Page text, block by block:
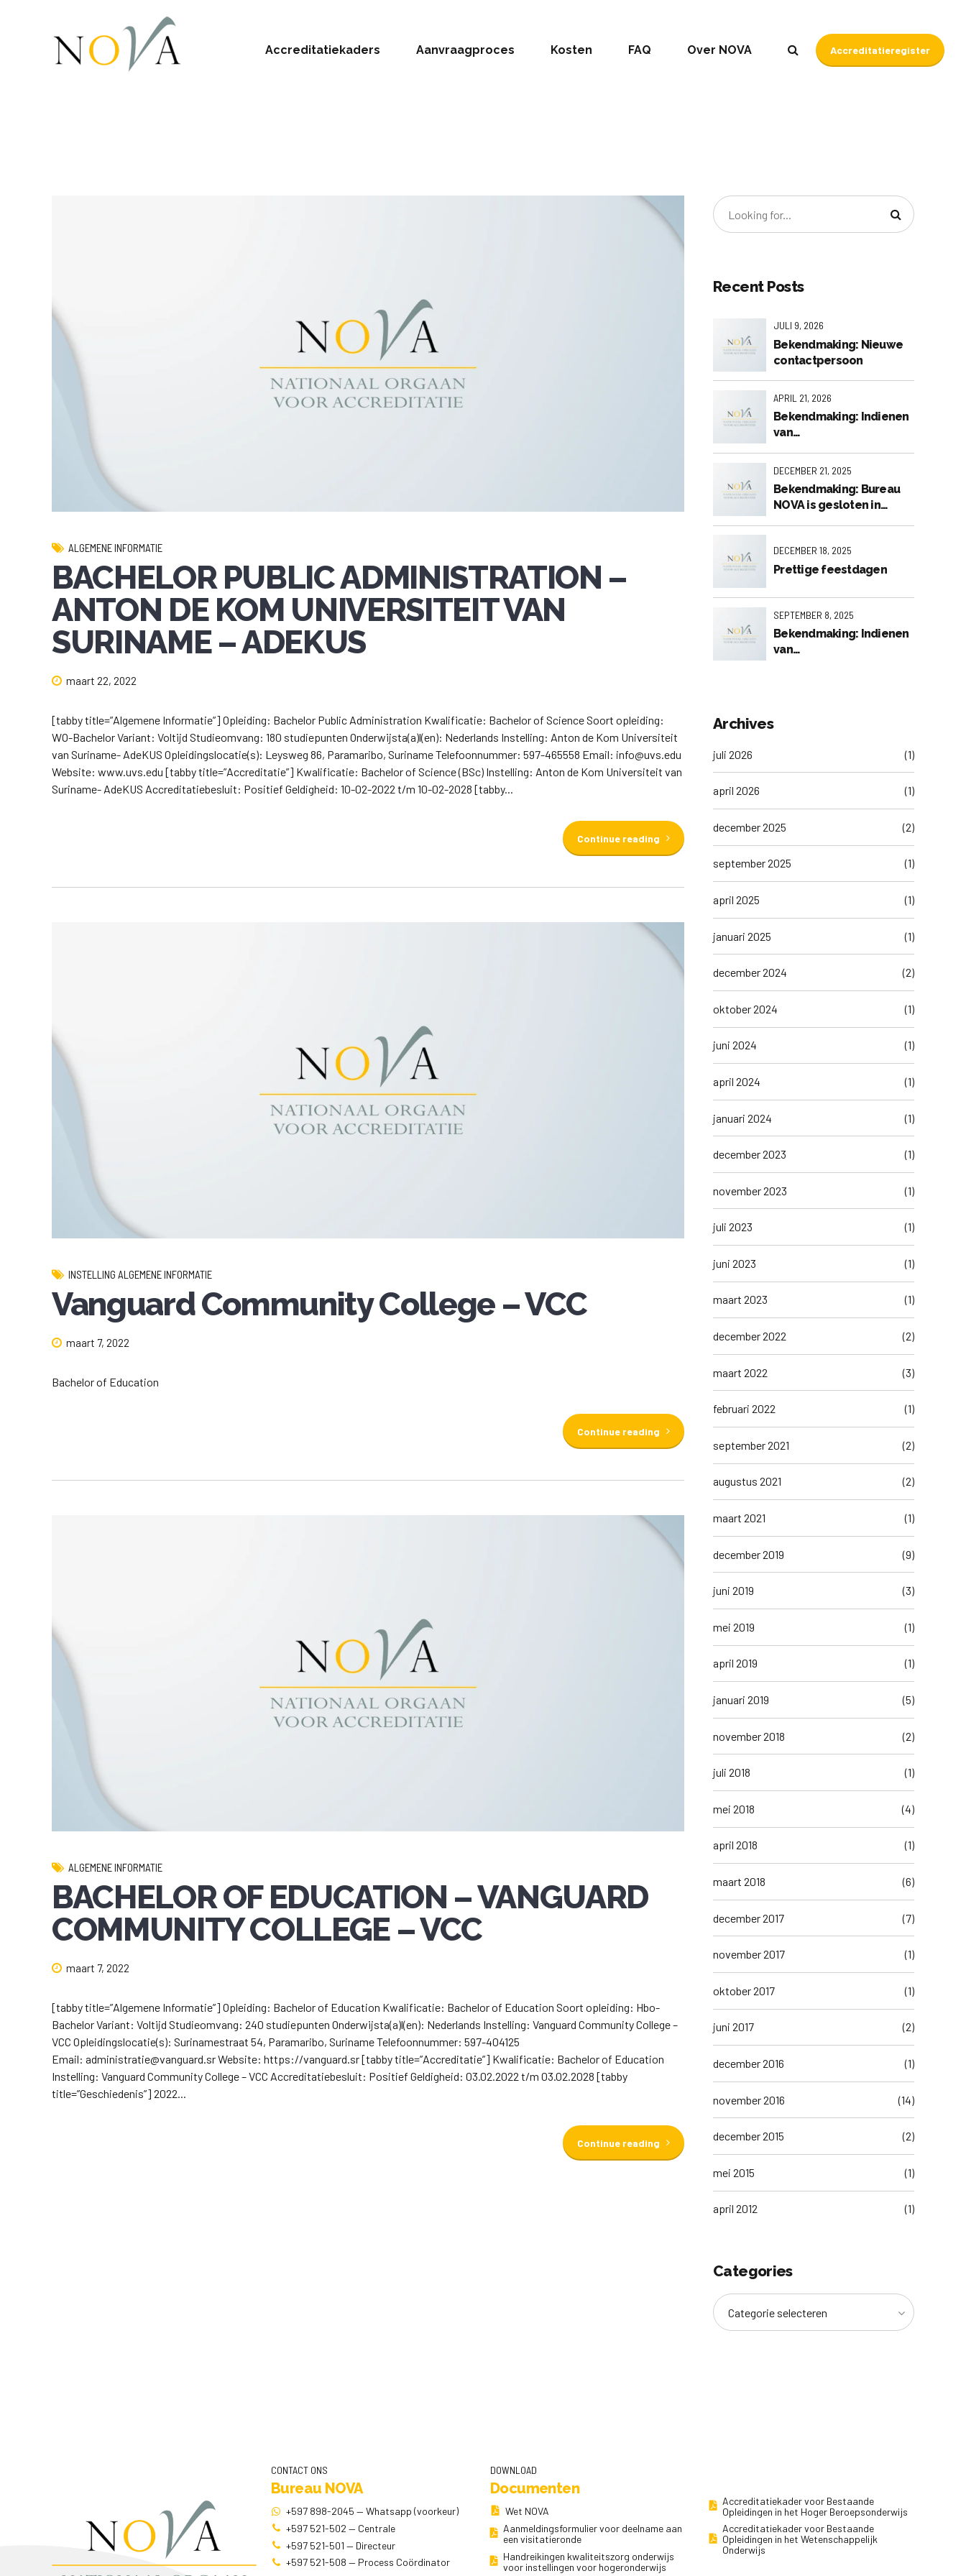
Accreditatieregister
Accreditatiekaders Aanvraagproces Kosten FAQ Over NOVA
ALGEMENE INFORMATIE
BACHELOR PUBLIC ADMINISTRATION –
ANTON DE KOM UNIVERSITEIT VAN
SURINAME – ADEKUS
maart 22, 2022
[tabby title=”Algemene Informatie”] Opleiding: Bachelor Public Administration Kwalificatie: Bachelor of Science Soort opleiding:
WO-Bachelor Variant: Voltijd Studieomvang: 180 studiepunten Onderwijsta(a)l(en): Nederlands Instelling: Anton de Kom Universiteit
van Suriname- AdeKUS Opleidingslocatie(s): Leysweg 86, Paramaribo, Suriname Telefoonnummer: 597-465558 Email: info@uvs.edu
Website: www.uvs.edu [tabby title=”Accreditatie”] Kwalificatie: Bachelor of Science (BSc) Instelling: Anton de Kom Universiteit van
Suriname- AdeKUS Accreditatiebesluit: Positief Geldigheid: 10-02-2022 t/m 10-02-2028 [tabby...
Continue reading
INSTELLING ALGEMENE INFORMATIE
Vanguard Community College – VCC
maart 7, 2022
Bachelor of Education
Continue reading
ALGEMENE INFORMATIE
BACHELOR OF EDUCATION – VANGUARD
COMMUNITY COLLEGE – VCC
maart 7, 2022
[tabby title=”Algemene Informatie”] Opleiding: Bachelor of Education Kwalificatie: Bachelor of Education Soort opleiding: Hbo-
Bachelor Variant: Voltijd Studieomvang: 240 studiepunten Onderwijsta(a)l(en): Nederlands Instelling: Vanguard Community College –
VCC Opleidingslocatie(s): Surinamestraat 54, Paramaribo, Suriname Telefoonnummer: 597-404125
Email: administratie@vanguard.sr Website: https://vanguard.sr [tabby title=”Accreditatie”] Kwalificatie: Bachelor of Education
Instelling: Vanguard Community College – VCC Accreditatiebesluit: Positief Geldigheid: 03.02.2022 t/m 03.02.2028 [tabby
title=”Geschiedenis”] 2022...
Continue reading
Recent Posts
JULI 9, 2026
Bekendmaking: Nieuwe
contactpersoon
APRIL 21, 2026
Bekendmaking: Indienen
van
voor de 2e visitatieronde
DECEMBER 21, 2025
Bekendmaking: Bureau
NOVA is gesloten in
DECEMBER 18, 2025
Prettige feestdagen
SEPTEMBER 8, 2025
Bekendmaking: Indienen
van
Archives
juli 2026 (1)
april 2026 (1)
december 2025 (2)
september 2025 (1)
april 2025 (1)
januari 2025 (1)
december 2024 (2)
oktober 2024 (1)
juni 2024 (1)
april 2024 (1)
januari 2024 (1)
december 2023 (1)
november 2023 (1)
juli 2023 (1)
juni 2023 (1)
maart 2023 (1)
december 2022 (2)
maart 2022 (3)
februari 2022 (1)
september 2021 (2)
augustus 2021 (2)
maart 2021 (1)
december 2019 (9)
juni 2019 (3)
mei 2019 (1)
april 2019 (1)
januari 2019 (5)
november 2018 (2)
juli 2018 (1)
mei 2018 (4)
april 2018 (1)
maart 2018 (6)
december 2017 (7)
november 2017 (1)
oktober 2017 (1)
juni 2017 (2)
december 2016 (1)
november 2016 (14)
december 2015 (2)
mei 2015 (1)
april 2012 (1)
Categories
Categorie selecteren
CONTACT ONS
Bureau NOVA
+597 898-2045 — Whatsapp (voorkeur)
+597 521-502 — Centrale
+597 521-501 — Directeur
+597 521-508 — Process Coördinator
DOWNLOAD
Documenten
Wet NOVA
Aanmeldingsformulier voor deelname aan
een visitatieronde
Handreikingen kwaliteitszorg onderwijs
voor instellingen voor hogeronderwijs
Accreditatiekader voor Bestaande
Opleidingen in het Hoger Beroepsonderwijs
Accreditatiekader voor Bestaande
Opleidingen in het Wetenschappelijk
Onderwijs